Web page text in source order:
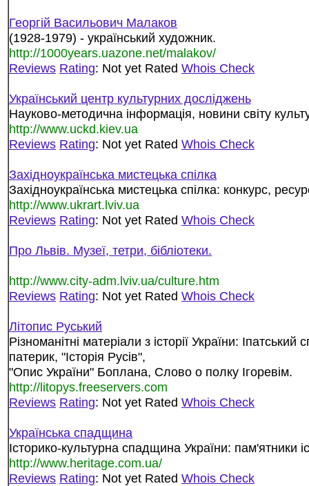
Георгій Васильович Малаков
(1928-1979) - український художник.
http://1000years.uazone.net/malakov/
Reviews Rating: Not yet Rated Whois Check
Український центр культурних досліджень
Науково-методична інформація, новини світу
http://www.uckd.kiev.ua
Reviews Rating: Not yet Rated Whois Check
Захiдноукраїнська мистецька спiлка
Західноукраїнська мистецька спілка: конкурс,
http://www.ukrart.lviv.ua
Reviews Rating: Not yet Rated Whois Check
Про Львів. Музеї, тетри, бібліотеки.
http://www.city-adm.lviv.ua/culture.htm
Reviews Rating: Not yet Rated Whois Check
Літопис Руський
Рiзноманiтнi матерiали з iсторiї України: Iпатський
патерик, "Iсторiя Русiв",
"Опис України" Боплана, Слово о полку Iгоревiм.
http://litopys.freeservers.com
Reviews Rating: Not yet Rated Whois Check
Українська спадщина
Історико-культурна спадщина України: пам'ятники
http://www.heritage.com.ua/
Reviews Rating: Not yet Rated Whois Check